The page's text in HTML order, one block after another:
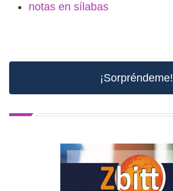
notas en sílabas
¡Sorpréndeme!